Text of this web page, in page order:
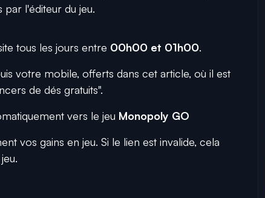
l'éditeur du jeu.
tous les jours entre 00h00 et 01h00.
votre mobile, offerts dans cet article, où il est
de dés gratuits".
vers le jeu Monopoly GO
vos gains en jeu. Si le lien est invalide, cela